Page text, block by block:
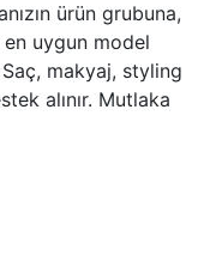
ürün grubuna,
en uygun model
makyaj, styling
alınır. Mutlaka